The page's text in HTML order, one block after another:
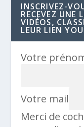
INSCRIVEZ-
RECEVEZ UNE
VIDÉOS,
LEUR LIEN
Votre
Votre mail
Merci de